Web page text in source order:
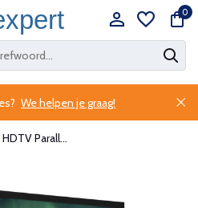
0
We helpen je graag!
Parall...